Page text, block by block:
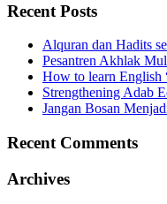
Recent Posts
Alquran dan Hadits
Pesantren Akhlak
How to learn English
Strengthening Adab
Jangan Bosan
Recent Comments
Archives